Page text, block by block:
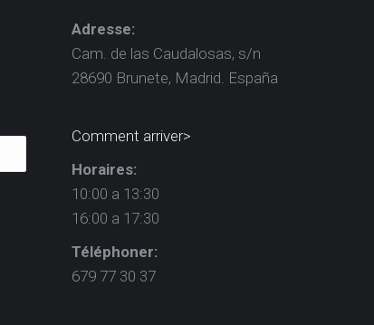
Adresse:
Cam. de las Caudalosas, s/n
28690 Brunete, Madrid. España
Comment arriver>
Horaires:
10:00 a 13:30
16:00 a 17:30
Téléphoner:
679 77 30 37